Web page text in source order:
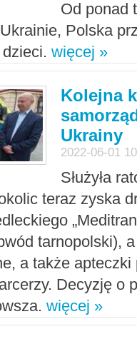
Od ponad
Polska
więcej »
Kolejna
Ukrainy
2022-06-01
Służyła
teraz zyska
tarnopolski),
a także apteczki
Decyzję o
więcej »